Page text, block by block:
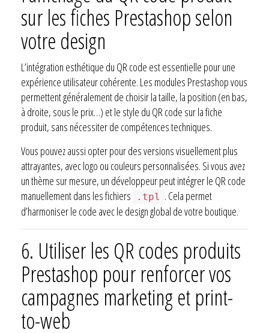
sur les fiches Prestashop selon
votre design
L’intégration esthétique du QR code est essentielle pour une
expérience utilisateur cohérente. Les modules Prestashop vous
permettent généralement de choisir la taille, la position (en bas,
à droite, sous le prix…) et le style du QR code sur la fiche
produit, sans nécessiter de compétences techniques.
Vous pouvez aussi opter pour des versions visuellement plus
attrayantes, avec logo ou couleurs personnalisées. Si vous avez
un thème sur mesure, un développeur peut intégrer le QR code
manuellement dans les fichiers
.tpl
. Cela permet
d’harmoniser le code avec le design global de votre boutique.
6. Utiliser les QR codes produits
Prestashop pour renforcer vos
campagnes marketing et print-
to-web